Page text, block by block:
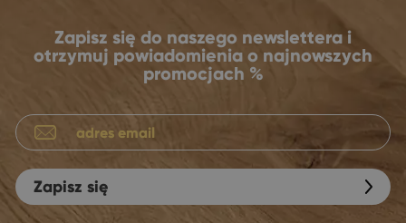
Zapisz się do naszego newslettera i
otrzymuj powiadomienia o najnowszych
promocjach %
Zapisz się